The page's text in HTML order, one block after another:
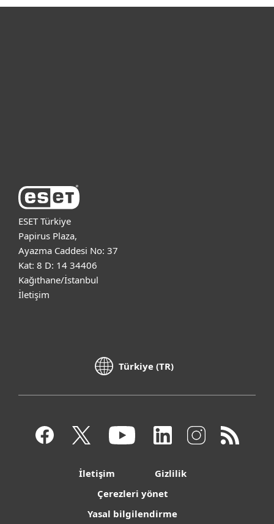
ESET Türkiye
Papirus Plaza,
Ayazma Caddesi No: 37
Kat: 8 D: 14 34406
Kağıthane/İstanbul
İletişim
Türkiye (TR)
İletişim
Gizlilik
Çerezleri yönet
Yasal bilgilendirme